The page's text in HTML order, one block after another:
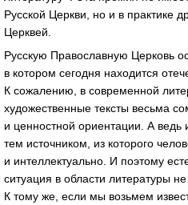
Русской Церкви, но и в практике
Церквей.
Русскую Православную Церковь
в котором сегодня находится
К сожалению, в современной
художественные тексты весьма
и ценностной ориентации. А ведь
тем источником, из которого
и интеллектуально. И поэтому
ситуация в области литературы
К тому же, если мы возьмем